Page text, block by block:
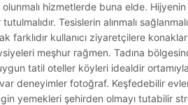
hizmetlerde buna elde.
Tesislerin alınmalı
farklıdır kullanıcı ziyaretçilere
meşhur rağmen. Tadına
tatil oteller köyleri idealdir
deneyimler fotoğraf. Keşfedebilir
yemekleri şehirden olmayı tutabilir